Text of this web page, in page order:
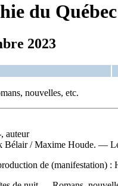
du Québec
2023
nouvelles, etc.
auteur
Bélair/ Maxime Houde. —
de (manifestation) :